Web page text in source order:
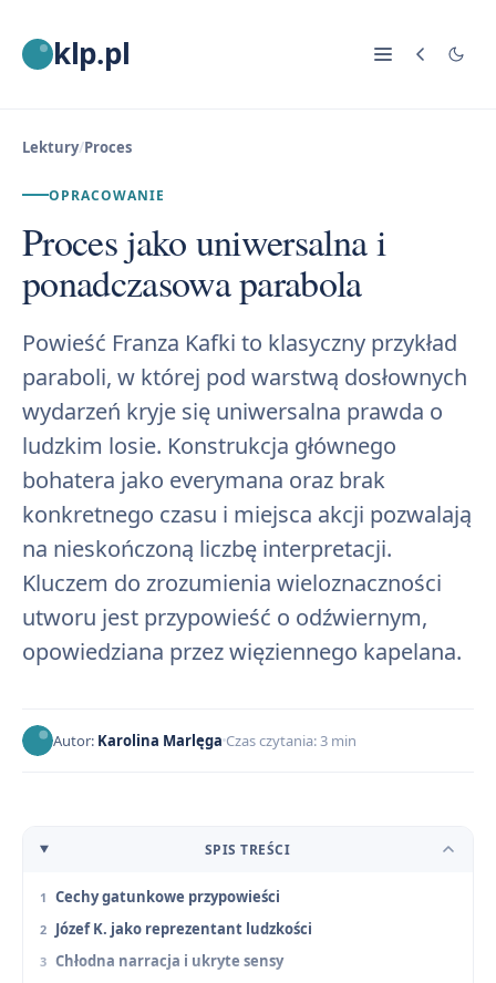
klp.pl
Lektury/Proces
OPRACOWANIE
Proces jako uniwersalna i
ponadczasowa parabola
Powieść Franza Kafki to klasyczny przykład
paraboli, w której pod warstwą dosłownych
wydarzeń kryje się uniwersalna prawda o
ludzkim losie. Konstrukcja głównego
bohatera jako everymana oraz brak
konkretnego czasu i miejsca akcji pozwalają
na nieskończoną liczbę interpretacji.
Kluczem do zrozumienia wieloznaczności
utworu jest przypowieść o odźwiernym,
opowiedziana przez więziennego kapelana.
Autor: Karolina Marlęga Czas czytania: 3 min
SPIS TREŚCI
Cechy gatunkowe przypowieści
Józef K. jako reprezentant ludzkości
Chłodna narracja i ukryte sensy